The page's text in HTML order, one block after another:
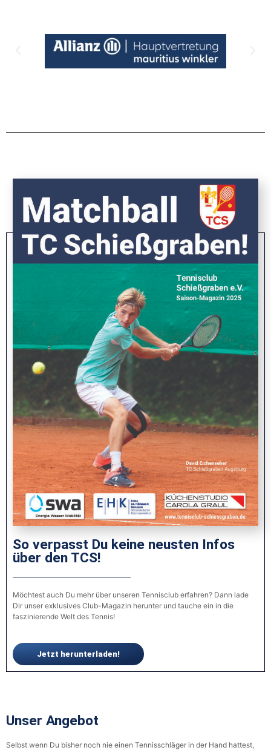
So verpasst Du keine neusten Infos
über den TCS!
Möchtest auch Du mehr über unseren Tennisclub erfahren? Dann lade
Dir unser exklusives Club-Magazin herunter und tauche ein in die
faszinierende Welt des Tennis!
Jetzt herunterladen!
Unser Angebot
Selbst wenn Du bisher noch nie einen Tennisschläger in der Hand hattest,